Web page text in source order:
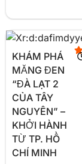
KHÁM PHÁ
MĂNG ĐEN
“ĐÀ LẠT 2
CỦA TÂY
NGUYÊN” –
KHỞI HÀNH
TỪ TP. HỒ
CHÍ MINH